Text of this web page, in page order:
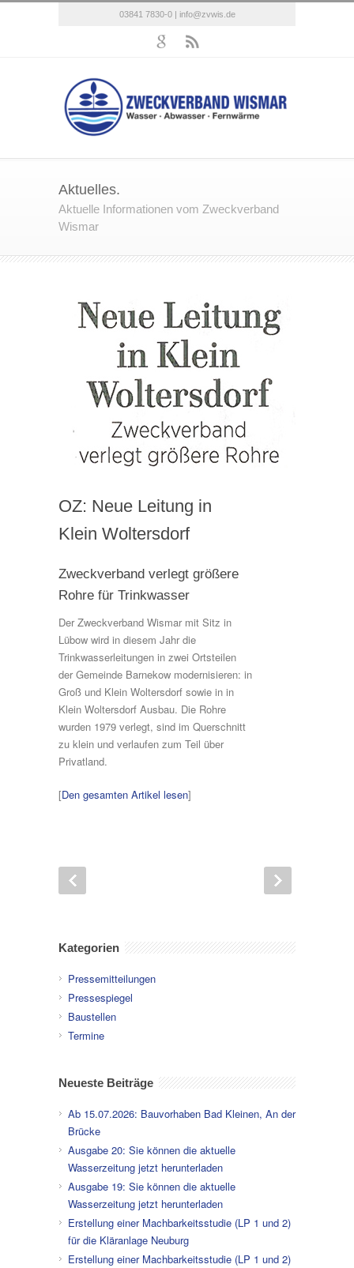
03841 7830-0 | info@zvwis.de
Aktuelles.
Aktuelle Informationen vom Zweckverband
Wismar
OZ: Neue Leitung in
Klein Woltersdorf
Zweckverband verlegt größere
Rohre für Trinkwasser
Der Zweckverband Wismar mit Sitz in
Lübow wird in diesem Jahr die
Trinkwasserleitungen in zwei Ortsteilen
der Gemeinde Barnekow modernisieren: in
Groß und Klein Woltersdorf sowie in in
Klein Woltersdorf Ausbau. Die Rohre
wurden 1979 verlegt, sind im Querschnitt
zu klein und verlaufen zum Teil über
Privatland.
[Den gesamten Artikel lesen]
Kategorien
Pressemitteilungen
Pressespiegel
Baustellen
Termine
Neueste Beiträge
Ab 15.07.2026: Bauvorhaben Bad Kleinen, An der
Brücke
Ausgabe 20: Sie können die aktuelle
Wasserzeitung jetzt herunterladen
Ausgabe 19: Sie können die aktuelle
Wasserzeitung jetzt herunterladen
Erstellung einer Machbarkeitsstudie (LP 1 und 2)
für die Kläranlage Neuburg
Erstellung einer Machbarkeitsstudie (LP 1 und 2)